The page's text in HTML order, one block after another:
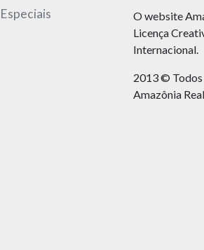
Especiais
O website
Licença
Internacional.
2013 © Todos
Amazônia Real